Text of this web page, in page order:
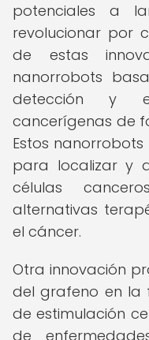
potenciales a
revolucionar por
de estas
nanorrobots
detección y
cancerígenas de
Estos
para localizar y
células
alternativas
el cáncer.
Otra innovación
del grafeno en la
de estimulación
de